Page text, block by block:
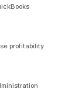
profitability